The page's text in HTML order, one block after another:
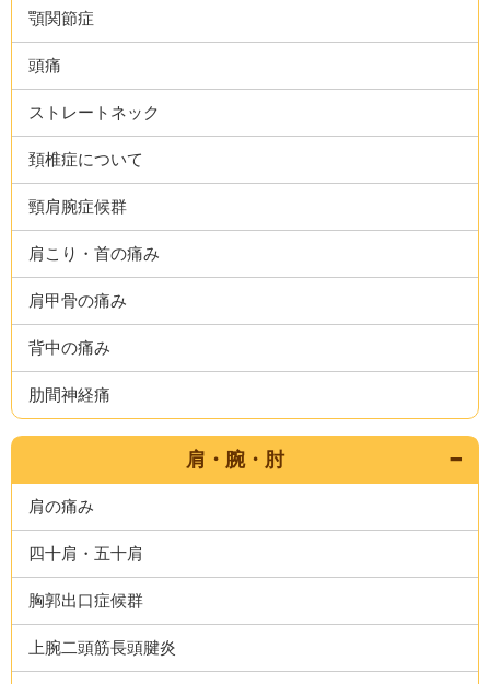
顎関節症
頭痛
ストレートネック
頚椎症について
頸肩腕症候群
肩こり・首の痛み
肩甲骨の痛み
背中の痛み
肋間神経痛
肩・腕・肘
肩の痛み
四十肩・五十肩
胸郭出口症候群
上腕二頭筋長頭腱炎